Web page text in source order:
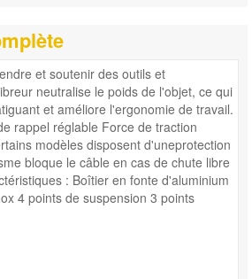
et soutenir des outils et
neutralise le poids de l'objet, ce qui
et améliore l'ergonomie de travail.
rappel réglable Force de traction
modèles disposent d'uneprotection
bloque le câble en cas de chute libre
: Boîtier en fonte d'aluminium
4 points de suspension 3 points